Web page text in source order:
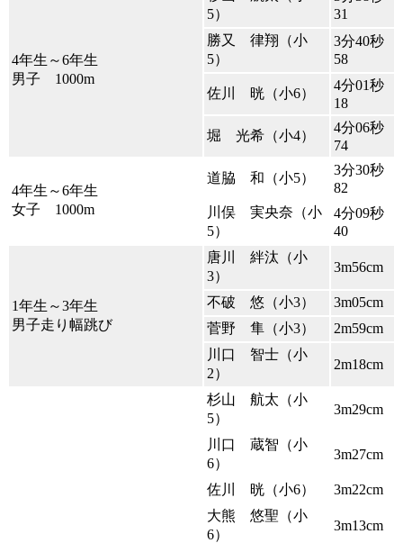
4年生～6年生
男子 1000m
5）
31
勝又 律翔（小
5）
3分40秒
58
佐川 晄（小6）
4分01秒
18
堀 光希（小4）
4分06秒
74
4年生～6年生
女子 1000m
道脇 和（小5）
3分30秒
82
川俣 実央奈（小
5）
4分09秒
40
1年生～3年生
男子走り幅跳び
唐川 絆汰（小
3）
3m56cm
不破 悠（小3）
3m05cm
菅野 隼（小3）
2m59cm
川口 智士（小
2）
2m18cm
杉山 航太（小
5）
3m29cm
川口 蔵智（小
6）
3m27cm
佐川 晄（小6）
3m22cm
大熊 悠聖（小
6）
3m13cm